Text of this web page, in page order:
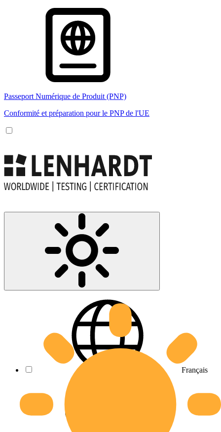
Passeport Numérique de Produit (PNP)
Conformité et préparation pour le PNP de l'UE
Français